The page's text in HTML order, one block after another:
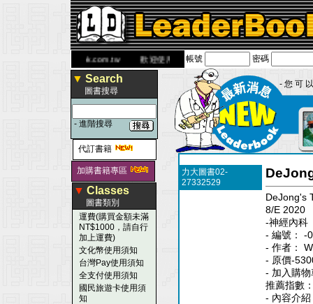
www.leaderbook.com.tw歡迎使用 國民旅遊卡！！
帳號 密碼
▼ Search
圖書搜尋
- 進階搜尋
代訂書籍
加購書籍專區
▼ Classes
圖書類別
運費(購買金額未滿
NT$1000，請自行
加上運費)
文化幣使用須知
台灣Pay使用須知
全支付使用須知
國民旅遊卡使用須
知
- 您 可 以
力大圖書02-
27332529
DeJong's
8/E 2020
-神經內科
- 編號： -
- 作者：
- 原價-
- 加入購
推薦指數
- 內容介紹